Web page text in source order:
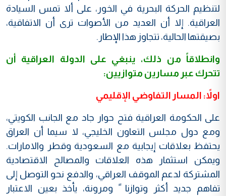
لتنظيم الحركة البحرية في الخور، على ألا تمس السيادة
العراقية. إلا أن العديد من الأصوات ترى أن الاتفاقية،
بصيقتها الحالية، تتجاوز هذا الإطار.
وانطلاقاً من ذلك، ينبغي على الدولة العراقية أن
تتحرك عبر مسارين متوازيين:
اولاً: المسار التفاوضي الإقليمي
على الحكومة العراقية فتح حوار جاد مع الجانب الكويتي،
ومع دول مجلس التعاون الخليجي، لا سيما أن العراق
يحتفظ بعلاقات إيجابية مع السعودية وقطر والامارات.
ويمكن استثمار هذه العلاقات والمصالح الاقتصادية
المشتركة لدعم الموقف العراقي، والدفع نحو التوصل إلى
تفاهم جديد أكثر وتوازنا ً ومرونة، يأخذ بعين الاعتبار